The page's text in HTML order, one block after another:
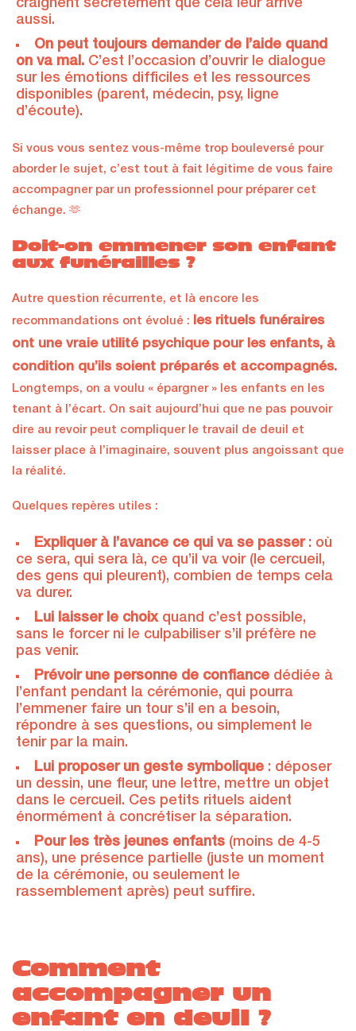
craignent secrètement que cela leur arrive
aussi.
On peut toujours demander de l’aide quand
on va mal. C’est l’occasion d’ouvrir le dialogue
sur les émotions difficiles et les ressources
disponibles (parent, médecin, psy, ligne
d’écoute).
Si vous vous sentez vous-même trop bouleversé pour
aborder le sujet, c’est tout à fait légitime de vous faire
accompagner par un professionnel pour préparer cet
échange. 🫶
Doit-on emmener son enfant
aux funérailles ?
Autre question récurrente, et là encore les
recommandations ont évolué : les rituels funéraires
ont une vraie utilité psychique pour les enfants, à
condition qu’ils soient préparés et accompagnés.
Longtemps, on a voulu « épargner » les enfants en les
tenant à l’écart. On sait aujourd’hui que ne pas pouvoir
dire au revoir peut compliquer le travail de deuil et
laisser place à l’imaginaire, souvent plus angoissant que
la réalité.
Quelques repères utiles :
Expliquer à l’avance ce qui va se passer: où
ce sera, qui sera là, ce qu’il va voir (le cercueil,
des gens qui pleurent), combien de temps cela
va durer.
Lui laisser le choixquand c’est possible,
sans le forcer ni le culpabiliser s’il préfère ne
pas venir.
Prévoir une personne de confiance dédiée à
l’enfant pendant la cérémonie, qui pourra
l’emmener faire un tour s’il en a besoin,
répondre à ses questions, ou simplement le
tenir par la main.
Lui proposer un geste symbolique : déposer
un dessin, une fleur, une lettre, mettre un objet
dans le cercueil. Ces petits rituels aident
énormément à concrétiser la séparation.
Pour les très jeunes enfants (moins de 4-5
ans), une présence partielle (juste un moment
de la cérémonie, ou seulement le
rassemblement après) peut suffire.
Comment
accompagner un
enfant en deuil ?